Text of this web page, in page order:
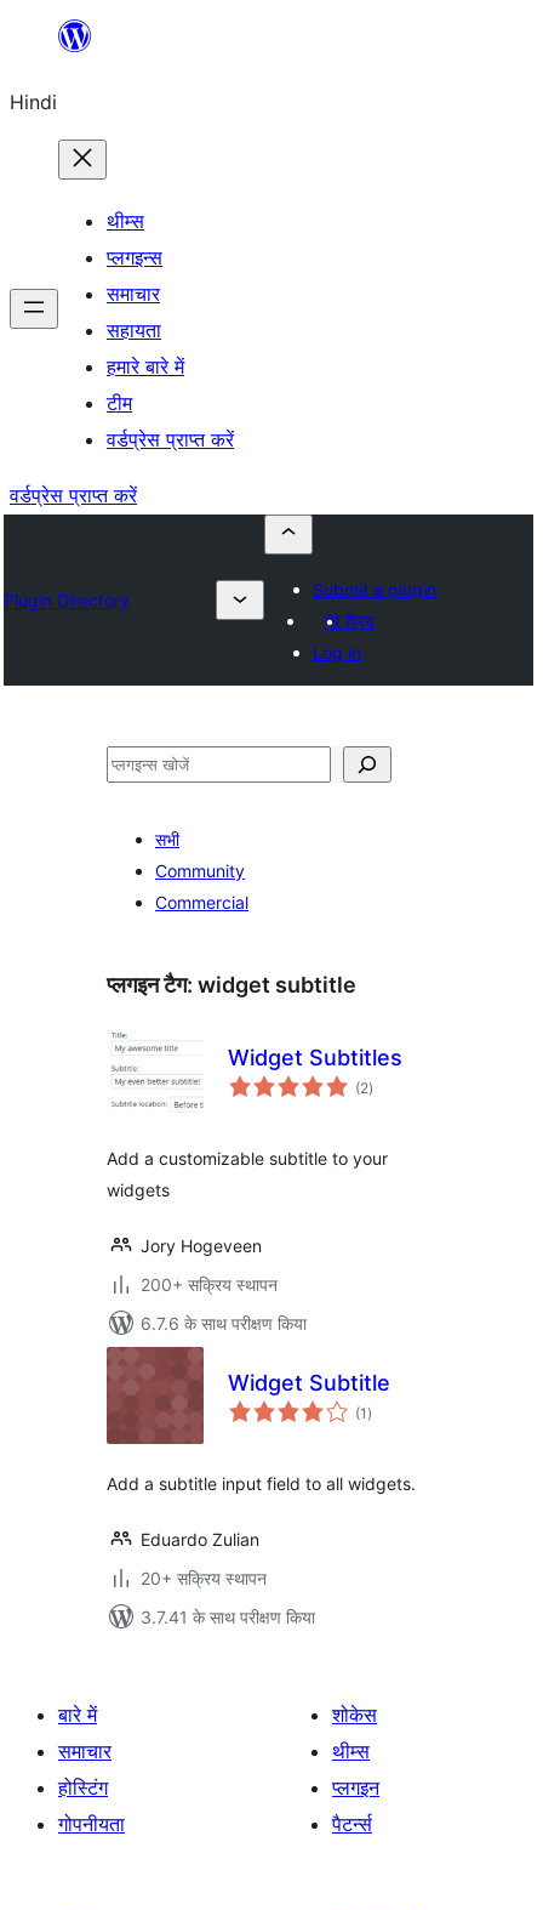
सामग्री
जाएं
Hindi
थीम्स
प्लगइन्स
समाचार
सहायता
हमारे बारे में
टीम
वर्डप्रेस प्राप्त करें
वर्डप्रेस प्राप्त करें
Plugin Directory
Submit a plugin
मेरे प्रिय
Log in
खोजें
सभी
Community
Commercial
प्लगइन टैग: widget subtitle
Widget Subtitles
(2कुल
दर)
Add a customizable subtitle to your
widgets
Jory Hogeveen
200+ सक्रिय स्थापन
6.7.6 के साथ परीक्षण किया
Widget Subtitle
(1 कुल
दर)
Add a subtitle input field to all widgets.
Eduardo Zulian
20+ सक्रिय स्थापन
3.7.41 के साथ परीक्षण किया
बारे में
समाचार
होस्टिंग
गोपनीयता
शोकेस
थीम्स
प्लगइन
पैटर्न्स